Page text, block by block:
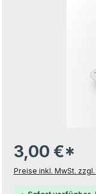
3,00 €*
Preise inkl. MwSt.